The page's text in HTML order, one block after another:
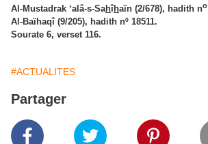
Al-Mustadrak ‘alâ-s-Sahîhaïn (2/678), hadith no
Al-Baïhaqî (9/205), hadith nº 18511.
Sourate 6, verset 116.
#ACTUALITES
Partager